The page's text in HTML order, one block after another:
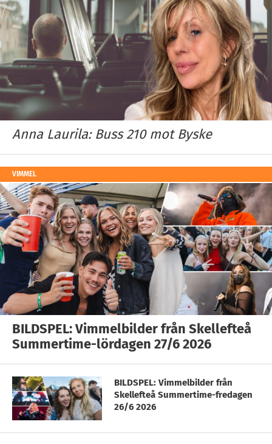
Anna Laurila: Buss 210 mot Byske
VIMMEL
BILDSPEL: Vimmelbilder från Skellefteå
Summertime-lördagen 27/6 2026
BILDSPEL: Vimmelbilder från
Skellefteå Summertime-fredagen
26/6 2026